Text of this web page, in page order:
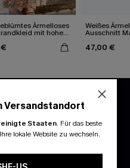
Ärmelloses
mit hohem
Weißes
Ausschnitt
47,00 €
VORTEILE
APP
Versandstandort
Staaten. Für das beste
lokale Website zu wechseln.